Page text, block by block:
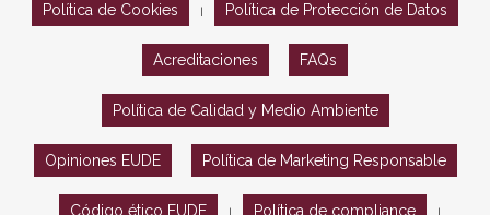
Política de Cookies Política de Protección de Datos
Acreditaciones FAQs
Política de Calidad y Medio Ambiente
Opiniones EUDE Política de Marketing Responsable
Código ético EUDE Política de compliance